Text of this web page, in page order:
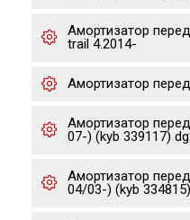
Амортизатор
trail 4.2014-
Амортизатор
Амортизатор
07-) (kyb 339117)
Амортизатор
04/03-) (kyb